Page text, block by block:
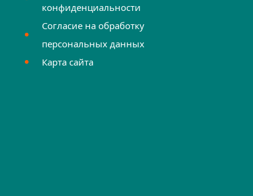
конфиденциальности
Согласие на обработку
персональных данных
Карта сайта